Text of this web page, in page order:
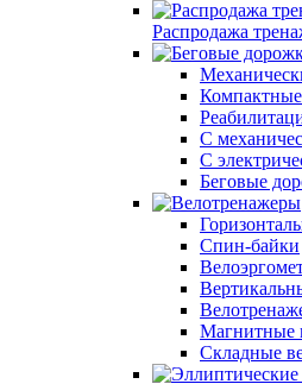
Распродажа
С
С
Беговые
Спин-байки
Магнитные
Складные